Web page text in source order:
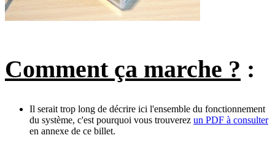
Comment ça marche ? :
Il serait trop long de décrire ici l'ensemble du fonctionnement
du système, c'est pourquoi vous trouverez un PDF à consulter
en annexe de ce billet.